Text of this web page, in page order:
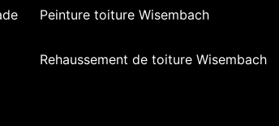
Peinture toiture Wisembach
Rehaussement de toiture Wisembach